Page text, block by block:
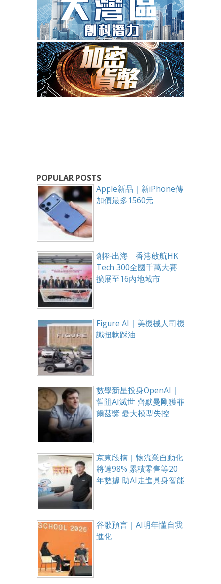
POPULAR POSTS
Apple新品｜新iPhone傳
加價最多1560元
創科出海 香港啟航HK
Tech 300全國千萬大賽
擴展至16內地城市
Figure AI｜美機械人司機
識扭軚踩油
數學新星投身OpenAI｜
誓阻AI滅世 齊默曼剛獲菲
爾茲獎 憂大模型失控
京東段楠｜物流業自動化
將達98% 累積零售等20
年數據 助AI走進具身智能
谷歌預言｜AI明年懂自我
進化